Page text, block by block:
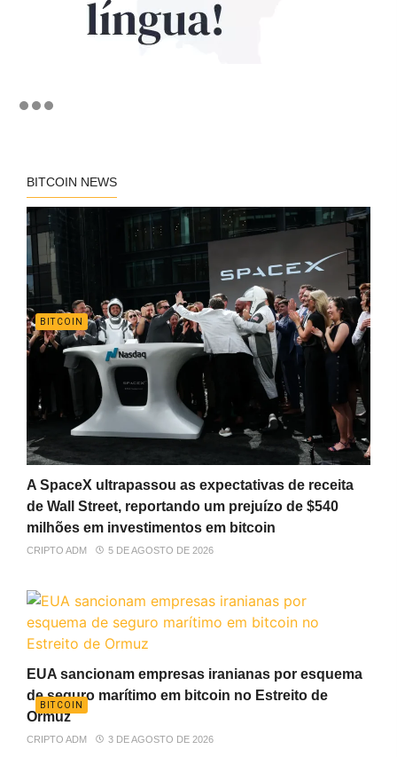
BITCOIN NEWS
BITCOIN
A SpaceX ultrapassou as expectativas de receita
de Wall Street, reportando um prejuízo de $540
milhões em investimentos em bitcoin
CRIPTO ADM 5 DE AGOSTO DE 2026
BITCOIN
EUA sancionam empresas iranianas por esquema
de seguro marítimo em bitcoin no Estreito de
Ormuz
CRIPTO ADM 3 DE AGOSTO DE 2026